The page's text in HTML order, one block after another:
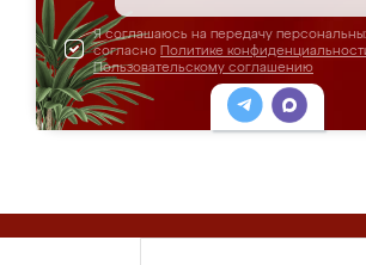
Я соглашаюсь на передачу
согласно Политике
Пользовательскому соглашению